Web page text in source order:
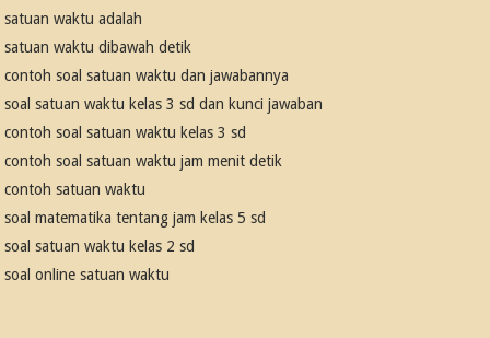
satuan waktu adalah
satuan waktu dibawah detik
contoh soal satuan waktu dan jawabannya
soal satuan waktu kelas 3 sd dan kunci jawaban
contoh soal satuan waktu kelas 3 sd
contoh soal satuan waktu jam menit detik
contoh satuan waktu
soal matematika tentang jam kelas 5 sd
soal satuan waktu kelas 2 sd
soal online satuan waktu